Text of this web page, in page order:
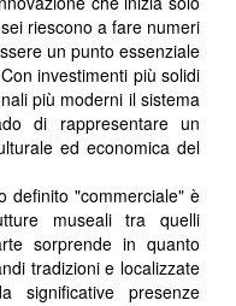
riescono a fare numeri
un punto essenziale
investimenti più solidi
più moderni il sistema
di rappresentare un
ed economica del
definito "commerciale" è
museali tra quelli
sorprende in quanto
tradizioni e localizzate
significative presenze